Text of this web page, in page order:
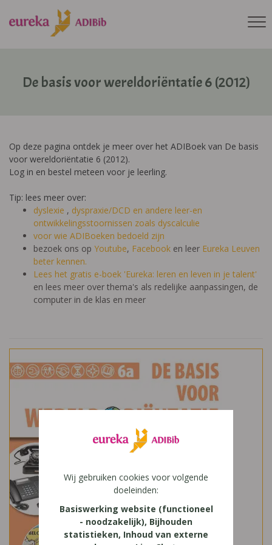
De basis voor wereldoriëntatie 6 (2012)
Op deze pagina ontdek je meer over het ADIBoek van De basis
voor wereldoriëntatie 6 (2012).
Log in en bestel meteen voor je leerling.
Tip: lees meer over:
dyslexie , dyspraxie/DCD en andere leer-en
ontwikkelingsstoornissen zoals dyscalculie
voor wie ADIBoeken bedoeld zijn
bezoek ons op Youtube, Facebook en leer Eureka Leuven
beter kennen.
Lees het gratis e-boek 'Eureka: leren en leven in je talent'
en lees meer over thema's als redelijke aanpassingen, de
computer in de klas en meer
Wij gebruiken cookies voor volgende
doeleinden:
Basiswerking website (functioneel
- noodzakelijk), Bijhouden
statistieken, Inhoud van externe